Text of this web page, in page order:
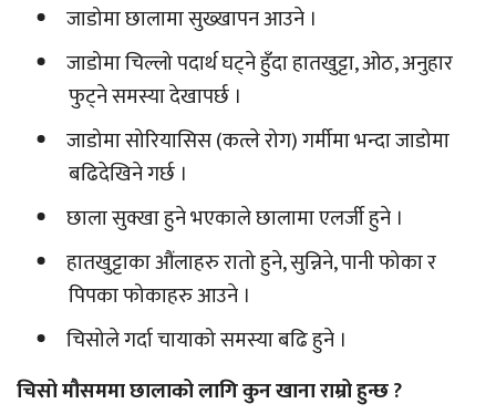
जाडोमा छालामा सुख्खापन आउने ।
जाडोमा चिल्लो पदार्थ घट्ने हुँदा हातखुट्टा, ओठ, अनुहार
फुट्ने समस्या देखापर्छ ।
जाडोमा सोरियासिस (कत्ले रोग) गर्मीमा भन्दा जाडोमा
बढिदेखिने गर्छ ।
छाला सुक्खा हुने भएकाले छालामा एलर्जी हुने ।
हातखुट्टाका औंलाहरु रातो हुने, सुन्निने, पानी फोका र
पिपका फोकाहरु आउने ।
चिसोले गर्दा चायाको समस्या बढि हुने ।
चिसो मौसममा छालाको लागि कुन खाना राम्रो हुन्छ ?